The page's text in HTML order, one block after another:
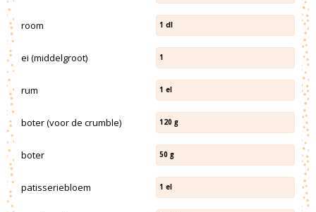
room 1 dl
ei (middelgroot) 1
rum 1 el
boter (voor de crumble) 120 g
boter 50 g
patisseriebloem 1 el